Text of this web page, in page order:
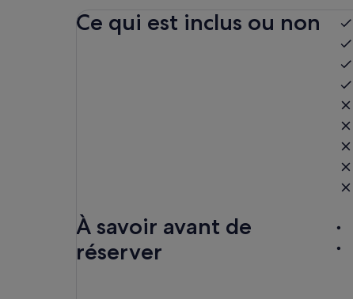
Ce qui est inclus ou non
À savoir avant de
réserver